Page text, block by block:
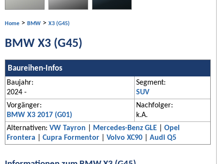
Home > BMW > X3 (G45)
BMW X3 (G45)
Baureihen-Infos
Baujahr:
2024 -
Segment:
SUV
Vorgänger:
BMW X3 2017 (G01)
Nachfolger:
k.A.
Alternativen: VW Tayron Mercedes-Benz GLE
Opel
Frontera
Cupra Formentor Volvo XC90 Audi Q5